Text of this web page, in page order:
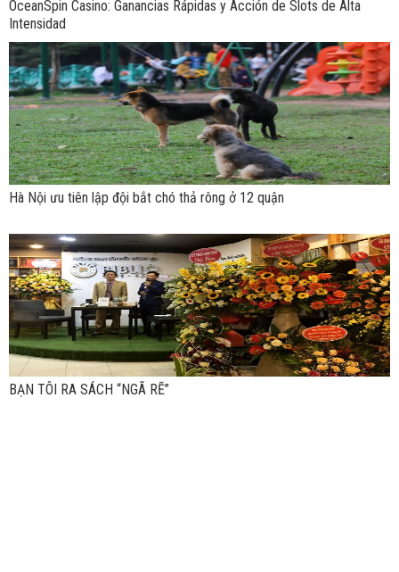
OceanSpin Casino: Ganancias Rápidas y Acción de Slots de Alta
Intensidad
Hà Nội ưu tiên lập đội bắt chó thả rông ở 12 quận
BẠN TÔI RA SÁCH “NGÃ RẼ”